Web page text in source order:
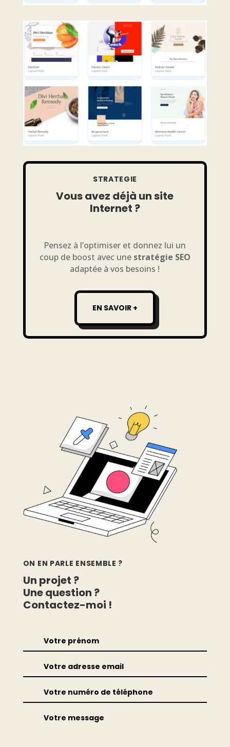
STRATEGIE
Vous avez déjà un site
Internet ?
Pensez à l’optimiser et donnez lui un
coup de boost avec une stratégie SEO
adaptée à vos besoins !
EN SAVOIR +
ON EN PARLE ENSEMBLE ?
Un projet ?
Une question ?
Contactez-moi !